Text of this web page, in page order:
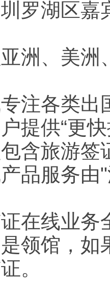
罗湖区
洲、美
注各类出
提供“更
含旅游签
品服务由
在线业务
领馆，
。